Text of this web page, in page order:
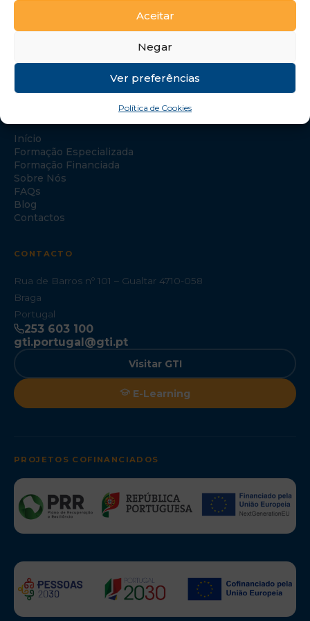
Aceitar
Negar
Ver preferências
Política de Cookies
Início
Formação Especializada
Formação Financiada
Sobre Nós
FAQs
Blog
Contactos
CONTACTO
Rua de Barros nº 101 – Gualtar 4710-058
Braga
Portugal
253 603 100
gti.portugal@gti.pt
Visitar GTI
E-Learning
PROJETOS COFINANCIADOS